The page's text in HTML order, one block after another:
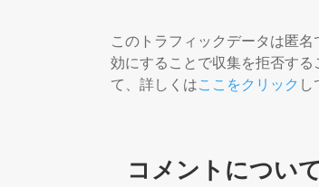
このトラフィックデータは匿
効にすることで収集を拒否す
て、詳しくはここをクリック し
コメントについて